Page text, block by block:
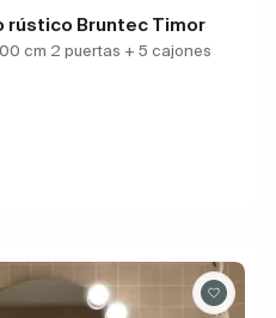
rústico Bruntec Timor
cm 2 puertas + 5 cajones